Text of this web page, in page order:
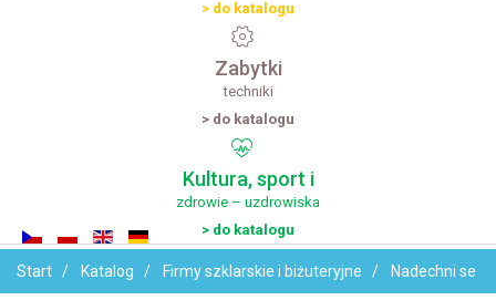
> do katalogu
Zabytki
techniki
> do katalogu
Kultura, sport i
zdrowie – uzdrowiska
> do katalogu
Start Katalog Firmy szklarskie i biżuteryjne Nadechni se